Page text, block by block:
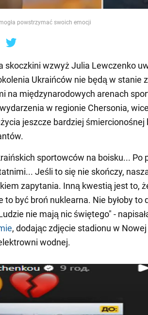
powstrzymać swoich emocji
skoczkini wzwyż Julia Lewczenko
Ukraińców nie będą w stanie
na międzynarodowych arenach
w regionie Chersonia,
jeszcze bardziej śmiercionośnej
sportowców na boisku... Po
Jeśli to się nie skończy,
zapytania. Inną kwestią jest to,
to być broń nuklearna. Nie byłoby to
nie mają nic świętego" -
, dodając zdjęcie stadionu w
wodnej.